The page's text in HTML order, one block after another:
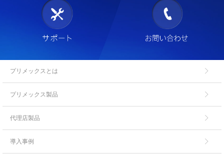
プリメックスとは
プリメックス製品
代理店製品
導入事例